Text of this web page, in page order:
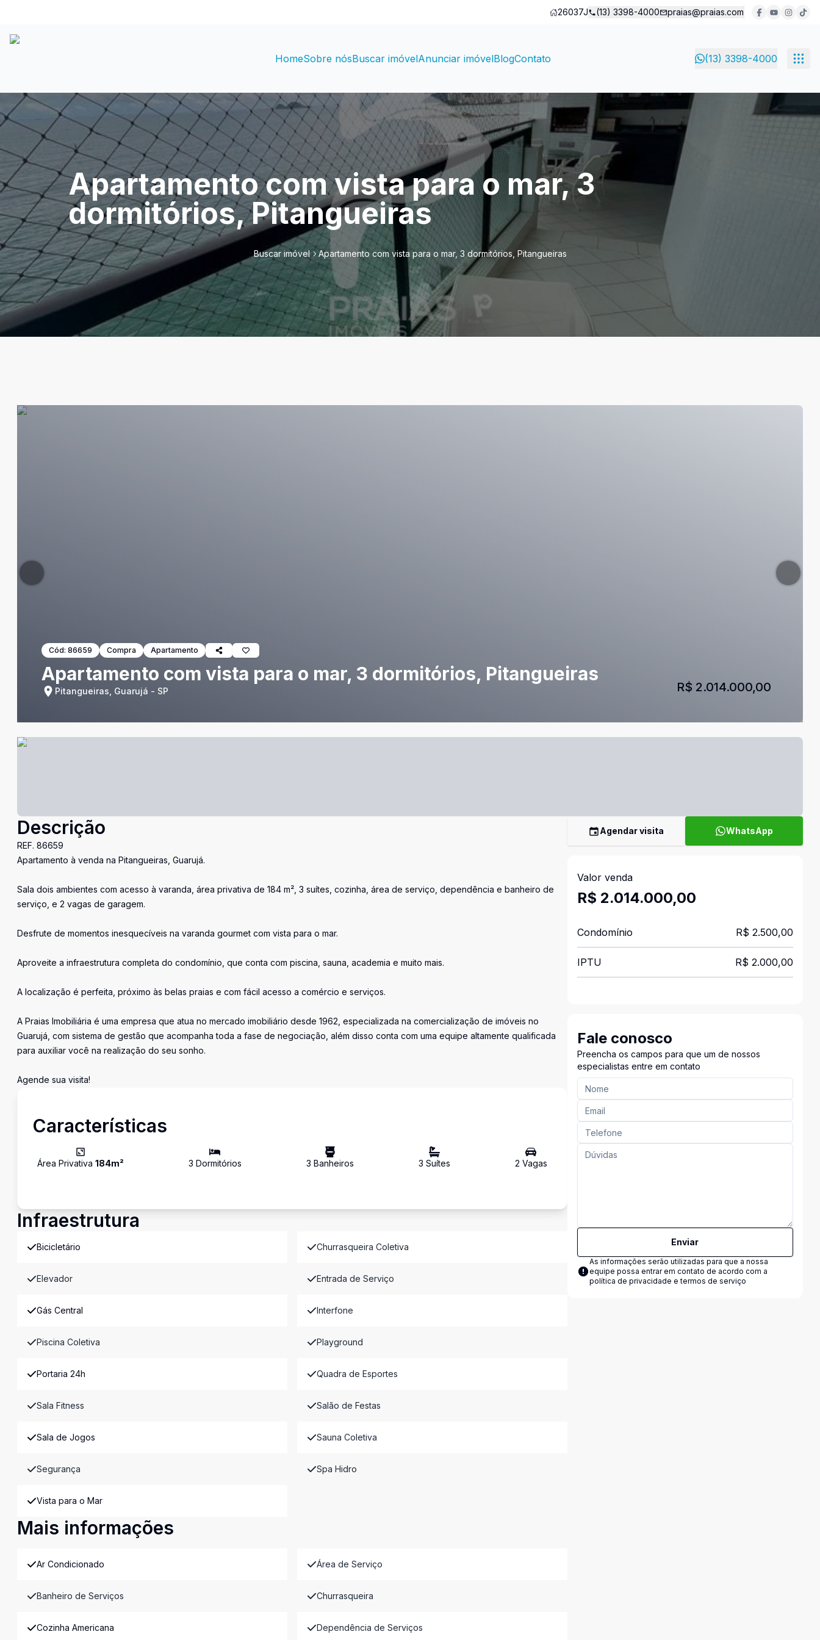
26037J (13) 3398-4000 praias@praias.com
HomeSobre nósBuscar imóvelAnunciar imóvelBlogContato (13) 3398-4000
Apartamento com vista para o mar, 3
dormitórios, Pitangueiras
Buscar imóvel Apartamento com vista para o mar, 3 dormitórios, Pitangueiras
Cód: 86659 Compra Apartamento
Apartamento com vista para o mar, 3 dormitórios, Pitangueiras
Pitangueiras, Guarujá - SP R$ 2.014.000,00
Descrição
REF. 86659
Apartamento à venda na Pitangueiras, Guarujá.
Sala dois ambientes com acesso à varanda, área privativa de 184 m², 3 suítes, cozinha, área de serviço, dependência e banheiro de
serviço, e 2 vagas de garagem.
Desfrute de momentos inesquecíveis na varanda gourmet com vista para o mar.
Aproveite a infraestrutura completa do condomínio, que conta com piscina, sauna, academia e muito mais.
A localização é perfeita, próximo às belas praias e com fácil acesso a comércio e serviços.
A Praias Imobiliária é uma empresa que atua no mercado imobiliário desde 1962, especializada na comercialização de imóveis no
Guarujá, com sistema de gestão que acompanha toda a fase de negociação, além disso conta com uma equipe altamente qualificada
para auxiliar você na realização do seu sonho.
Agende sua visita!
Características
Área Privativa 184m² 3 Dormitórios 3 Banheiros 3 Suítes 2 Vagas
Infraestrutura
Bicicletário Churrasqueira Coletiva
Elevador Entrada de Serviço
Gás Central Interfone
Piscina Coletiva Playground
Portaria 24h Quadra de Esportes
Sala Fitness Salão de Festas
Sala de Jogos Sauna Coletiva
Segurança Spa Hidro
Vista para o Mar
Mais informações
Ar Condicionado Área de Serviço
Banheiro de Serviços Churrasqueira
Cozinha Americana Dependência de Serviços
Agendar visita WhatsApp
Valor venda
R$ 2.014.000,00
Condomínio R$ 2.500,00
IPTU R$ 2.000,00
Fale conosco
Preencha os campos para que um de nossos
especialistas entre em contato
Enviar
As informações serão utilizadas para que a nossa
equipe possa entrar em contato de acordo com a
política de privacidade e termos de serviço